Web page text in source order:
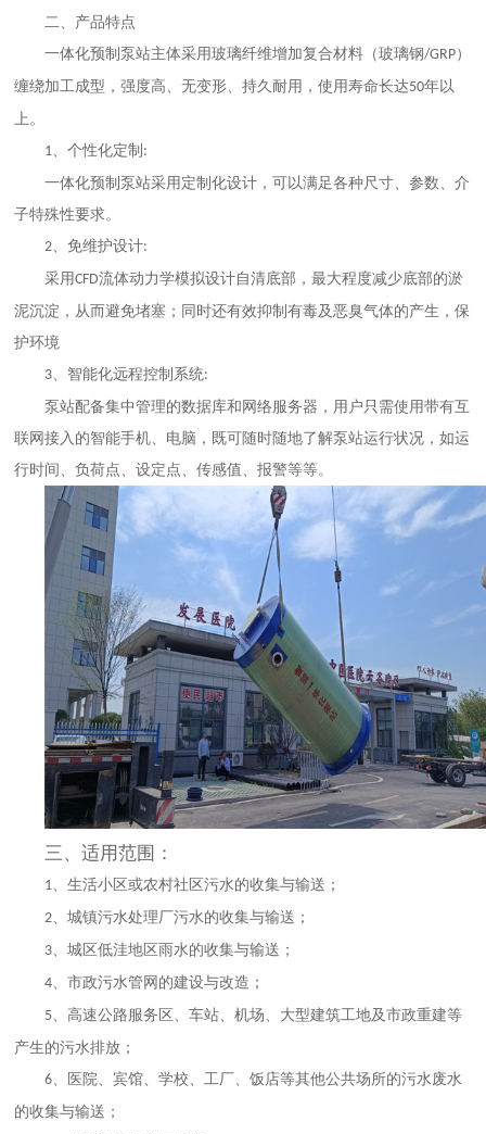
二、产品特点
一体化预制泵站主体采用玻璃纤维增加复合材料（玻璃钢/GRP）
缠绕加工成型，强度高、无变形、持久耐用，使用寿命长达50年以
上。
1、个性化定制 :
一体化预制泵站采用定制化设计，可以满足各种尺寸、参数、介
子特殊性要求。
2、免维护设计:
采用CFD流体动力学模拟设计自清底部，最大程度减少底部的淤
泥沉淀，从而避免堵塞；同时还有效抑制有毒及恶臭气体的产生，保
护环境
3、智能化远程控制系统:
泵站配备集中管理的数据库和网络服务器，用户只需使用带有互
联网接入的智能手机、电脑，既可随时随地了解泵站运行状况，如运
行时间、负荷点、设定点、传感值、报警等等。
三、适用范围：
1、生活小区或农村社区污水的收集与输送；
2、城镇污水处理厂污水的收集与输送；
3、城区低洼地区雨水的收集与输送；
4、市政污水管网的建设与改造；
5、高速公路服务区、车站、机场、大型建筑工地及市政重建等
产生的污水排放；
6、医院、宾馆、学校、工厂、饭店等其他公共场所的污水废水
的收集与输送；